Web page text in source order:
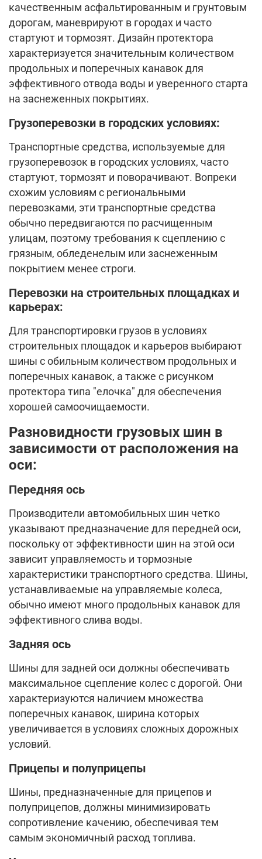
качественным асфальтированным и грунтовым
дорогам, маневрируют в городах и часто
стартуют и тормозят. Дизайн протектора
характеризуется значительным количеством
продольных и поперечных канавок для
эффективного отвода воды и уверенного старта
на заснеженных покрытиях.
Грузоперевозки в городских условиях:
Транспортные средства, используемые для
грузоперевозок в городских условиях, часто
стартуют, тормозят и поворачивают. Вопреки
схожим условиям с региональными
перевозками, эти транспортные средства
обычно передвигаются по расчищенным
улицам, поэтому требования к сцеплению с
грязным, обледенелым или заснеженным
покрытием менее строги.
Перевозки на строительных площадках и
карьерах:
Для транспортировки грузов в условиях
строительных площадок и карьеров выбирают
шины с обильным количеством продольных и
поперечных канавок, а также с рисунком
протектора типа "елочка" для обеспечения
хорошей самоочищаемости.
Разновидности грузовых шин в
зависимости от расположения на
оси:
Передняя ось
Производители автомобильных шин четко
указывают предназначение для передней оси,
поскольку от эффективности шин на этой оси
зависит управляемость и тормозные
характеристики транспортного средства. Шины,
устанавливаемые на управляемые колеса,
обычно имеют много продольных канавок для
эффективного слива воды.
Задняя ось
Шины для задней оси должны обеспечивать
максимальное сцепление колес с дорогой. Они
характеризуются наличием множества
поперечных канавок, ширина которых
увеличивается в условиях сложных дорожных
условий.
Прицепы и полуприцепы
Шины, предназначенные для прицепов и
полуприцепов, должны минимизировать
сопротивление качению, обеспечивая тем
самым экономичный расход топлива.